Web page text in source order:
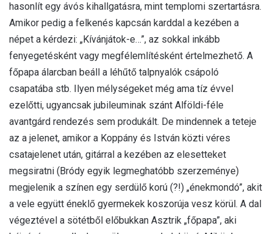
hasonlít egy ávós kihallgatásra, mint templomi szertartásra.
Amikor pedig a felkenés kapcsán karddal a kezében a
népet a kérdezi: „Kívánjátok-e…”, az sokkal inkább
fenyegetésként vagy megfélemlítésként értelmezhető. A
főpapa álarcban beáll a léhűtő talpnyalók csápoló
csapatába stb. Ilyen mélységeket még ama tíz évvel
ezelőtti, ugyancsak jubileuminak szánt Alföldi-féle
avantgárd rendezés sem produkált. De mindennek a teteje
az a jelenet, amikor a Koppány és István közti véres
csatajelenet után, gitárral a kezében az elesetteket
megsiratni (Bródy egyik legmeghatóbb szerzeménye)
megjelenik a színen egy serdülő korú (?!) „énekmondó”, akit
a vele együtt éneklő gyermekek koszorúja vesz körül. A dal
végeztével a sötétből előbukkan Asztrik „főpapa”, aki